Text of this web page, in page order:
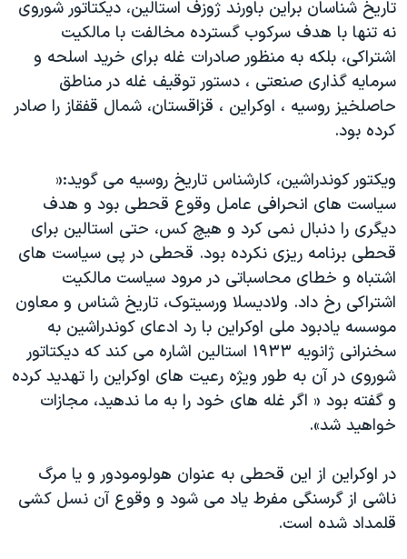
تاریخ شناسان براین باورند ژوزف استالین، دیکتاتور شوروی
نه تنها با هدف سرکوب گسترده مخالفت با مالکیت
اشتراکی، بلکه به منظور صادرات غله برای خرید اسلحه و
سرمایه گذاری صنعتی ، دستور توقیف غله در مناطق
حاصلخیز روسیه ، اوکراین ، قزاقستان، شمال قفقاز را صادر
کرده بود.
ویکتور کوندراشین، کارشناس تاریخ روسیه می گوید:«
سیاست های انحرافی عامل وقوع قحطی بود و هدف
دیگری را دنبال نمی کرد و هیچ کس، حتی استالین برای
قحطی برنامه ریزی نکرده بود. قحطی در پی سیاست های
اشتباه و خطای محاسباتی در مرود سیاست مالکیت
اشتراکی رخ داد. ولادیسلا ورسیتوک، تاریخ شناس و معاون
موسسه یادبود ملی اوکراین با رد ادعای کوندراشین به
سخنرانی ژانویه ۱۹۳۳ استالین اشاره می کند که دیکتاتور
شوروی در آن به طور ویژه رعیت های اوکراین را تهدید کرده
و گفته بود « اگر غله های خود را به ما ندهید، مجازات
خواهید شد».
در اوکراین از این قحطی به عنوان هولومودور و یا مرگ
ناشی از گرسنگی مفرط یاد می شود و وقوع آن نسل کشی
قلمداد شده است.